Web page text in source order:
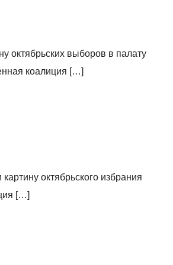
октябрьских выборов в палату
коалиция […]
октябрьского избрания
[…]